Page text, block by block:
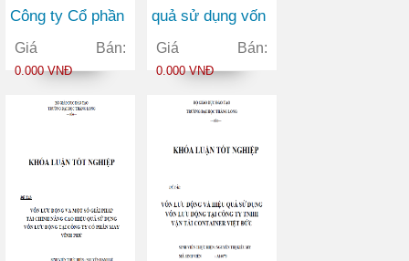
Công ty Cổ phần
Thương mại
Châu Hưng
Giá Bán:
0.000 VNĐ
quả sử dụng vốn
lưu động tại Công
ty Cổ phần Viễn
Giá Bán:
0.000 VNĐ